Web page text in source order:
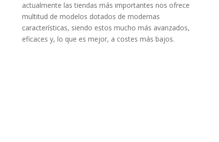
actualmente las tiendas más importantes nos ofrece
multitud de modelos dotados de modernas
características, siendo estos mucho más avanzados,
eficaces y, lo que es mejor, a costes más bajos.